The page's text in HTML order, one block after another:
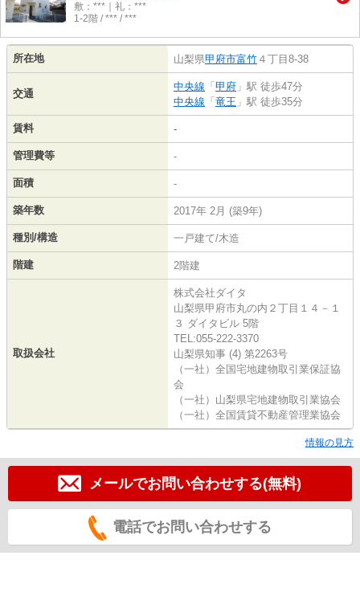
敷：***｜礼：***
1-2階 / *** / ***
所在地 山梨県甲府市富竹 ４丁目8-38
交通
中央線 「 甲府 」駅 徒歩47分
中央線 「 竜王 」駅 徒歩35分
賃料 -
管理費等 -
面積 -
築年数 2017年 2月 (築9年)
種別/構造 一戸建て/木造
階建 2階建
取扱会社
株式会社ダイタ
山梨県甲府市丸の内２丁目１４－１
３ ダイタビル 5階
TEL:055-222-3370
山梨県知事 (4) 第2263号
（一社）全国宅地建物取引業保証協
会
（一社）山梨県宅地建物取引業協会
（一社）全国賃貸不動産管理業協会
情報の見方
メールでお問い合わせする(無料)
電話でお問い合わせする